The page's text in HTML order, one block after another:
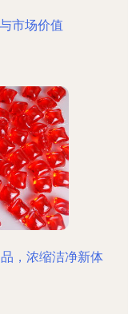
市场价值
，浓缩洁净新体